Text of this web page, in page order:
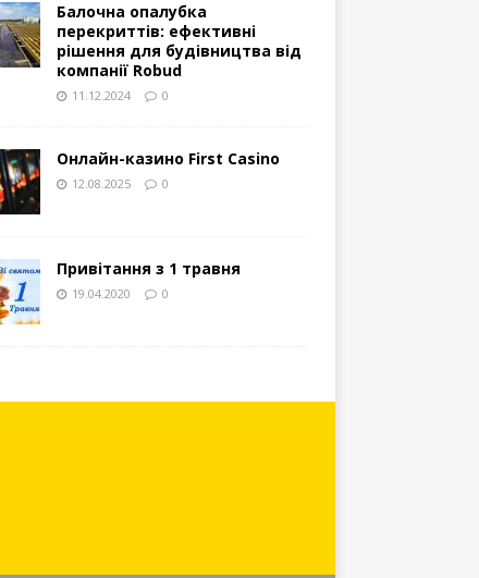
Балочна опалубка
перекриттів: ефективні
рішення для будівництва від
компанії Robud
11.12.2024 0
Онлайн-казино First Casino
12.08.2025 0
Привітання з 1 травня
19.04.2020 0